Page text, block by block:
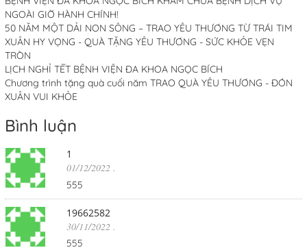
NGOÀI GIỜ HÀNH CHÍNH!
50 NĂM MỘT DẢI NON SÔNG – TRAO YÊU THƯƠNG TỪ TRÁI TIM
XUÂN HY VỌNG - QUÀ TẶNG YÊU THƯƠNG - SỨC KHỎE VẸN
TRÒN
LỊCH NGHỈ TẾT BỆNH VIỆN ĐA KHOA NGỌC BÍCH
Chương trình tặng quà cuối năm TRAO QUÀ YÊU THƯƠNG - ĐÓN
XUÂN VUI KHỎE
Bình luận
1
01/12/2022 .
555
19662582
30/11/2022 .
555